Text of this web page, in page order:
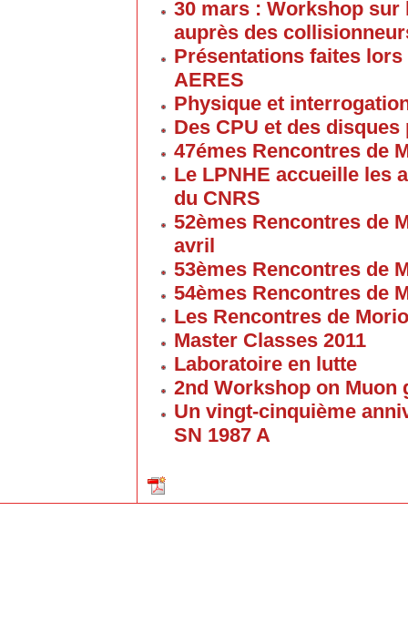
30 mars : Workshop
auprès des
Présentations faites
AERES
Physique et
Des CPU et des
47émes Rencontres de
Le LPNHE accueille les
du CNRS
52èmes Rencontres de
avril
53èmes Rencontres de
54èmes Rencontres de
Les Rencontres de
Master Classes 2011
Laboratoire en lutte
2nd Workshop on Muon
Un vingt-cinquième
SN 1987 A